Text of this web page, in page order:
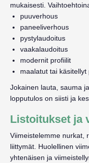
mukaisesti.
puuverhous
paneeliverhous
pystylaudoitus
vaakalaudoitus
modernit profiilit
maalatut tai käsitellyt
Jokainen lauta, sauma
lopputulos on siisti ja
Listoitukset ja
Viimeistelemme nurkat,
liittymät. Huolellinen
yhtenäisen ja